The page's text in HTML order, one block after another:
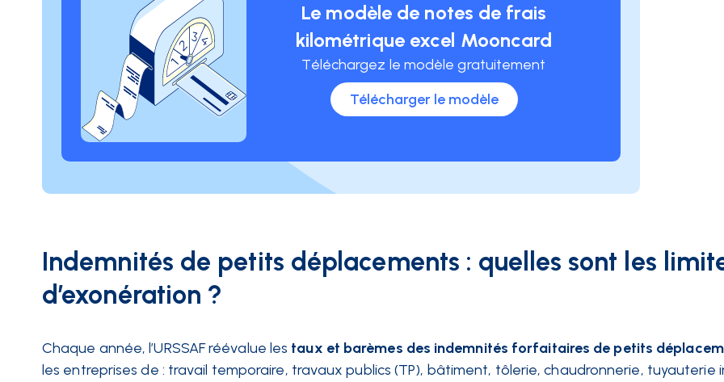
Le modèle de notes de frais
kilométrique excel Mooncard
Téléchargez le modèle gratuitement
Télécharger le modèle
Indemnités de petits déplacements : quelles sont les
d’exonération ?
Chaque année, l’URSSAF réévalue les taux et barèmes des indemnités forfaitaires de petits
les entreprises de : travail temporaire, travaux publics (TP), bâtiment, tôlerie, chaudronnerie, tuyauterie